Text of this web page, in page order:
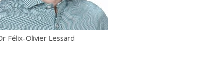
Olivier Lessard